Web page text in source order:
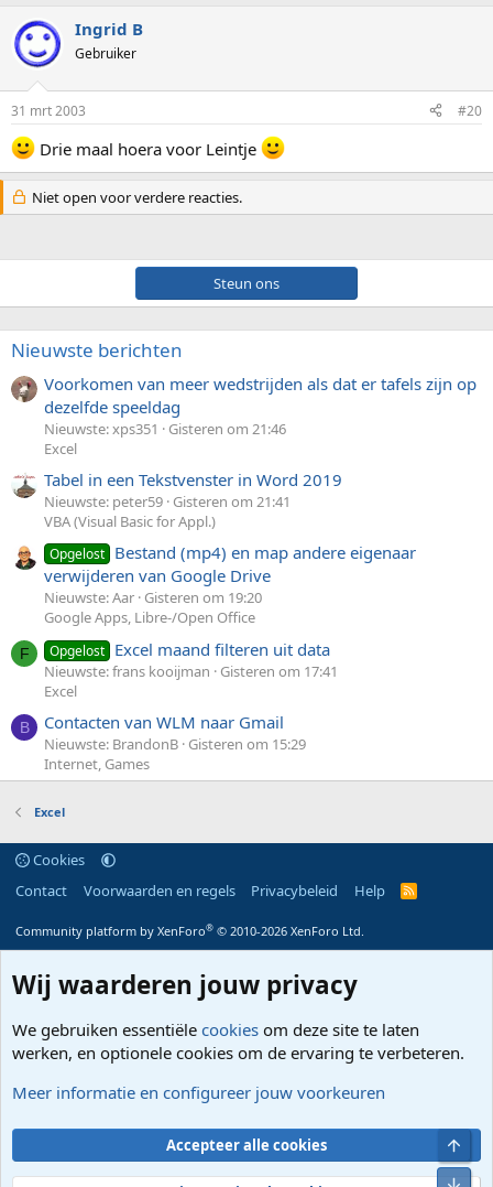
Ingrid B
Gebruiker
31 mrt 2003 #20
Drie maal hoera voor Leintje
Niet open voor verdere reacties.
Steun ons
Nieuwste berichten
Voorkomen van meer wedstrijden als dat er tafels zijn op
dezelfde speeldag
Nieuwste: xps351
Gisteren om 21:46
Excel
Tabel in een Tekstvenster in Word 2019
Nieuwste: peter59 Gisteren om 21:41
VBA (Visual Basic for Appl.)
Opgelost Bestand (mp4) en map andere eigenaar
verwijderen van Google Drive
Nieuwste: Aar Gisteren om 19:20
Google Apps, Libre-/Open Office
F Opgelost Excel maand filteren uit data
Nieuwste: frans kooijman
Gisteren om 17:41
Excel
B Contacten van WLM naar Gmail
Nieuwste: BrandonB Gisteren om 15:29
Internet, Games
Excel
Cookies
Contact
Voorwaarden en regels Privacybeleid Help
R
Community platform by XenForo® © 2010-2026 XenForo Ltd.
Wij waarderen jouw privacy
We gebruiken essentiële cookies om deze site te laten
werken, en optionele cookies om de ervaring te verbeteren.
Meer informatie en configureer jouw voorkeuren
Accepteer alle cookies